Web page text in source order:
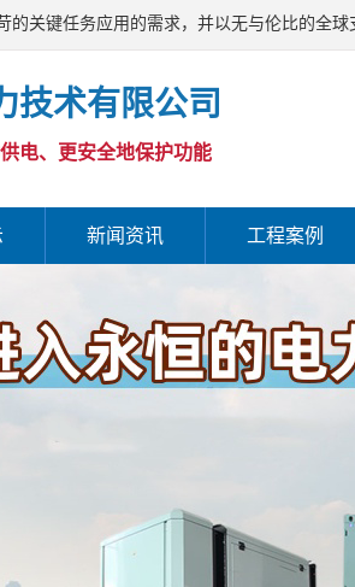
关键任务应用的需求，并以无与伦比的全球
技术有限公司
电、更安全地保护功能
新闻资讯 工程案例